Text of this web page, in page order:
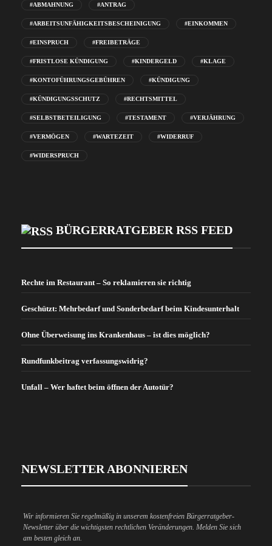
#ABMAHNUNG #ANTRAG
#ARBEITSUNFÄHIGKEITSBESCHEINIGUNG #EINKOMMEN
#EINSPRUCH #FREIBETRÄGE
#FRISTLOSE KÜNDIGUNG #KINDERGELD #KLAGE
#KONTOFÜHRUNGSGEBÜHREN #KÜNDIGUNG
#KÜNDIGUNGSSCHUTZ #RECHTSMITTEL
#SELBSTBETEILIGUNG #TESTAMENT #VERJÄHRUNG
#VERMÖGEN #WARTEZEIT #WIDERRUF
#WIDERSPRUCH
BÜRGERRATGEBER RSS FEED
Rechte im Restaurant – So reklamieren sie richtig
Geschützt: Mehrbedarf und Sonderbedarf beim Kindesunterhalt
Ohne Überweisung ins Krankenhaus – ist dies möglich?
Rundfunkbeitrag verfassungswidrig?
Unfall – Wer haftet beim öffnen der Autotür?
NEWSLETTER ABONNIEREN
Wir informieren Sie regelmäßig in unserem kostenfreien Bürgerratgeber-
Newsletter über die wichtigsten rechtlichen Veränderungen. Melden Sie sich
am besten gleich an.